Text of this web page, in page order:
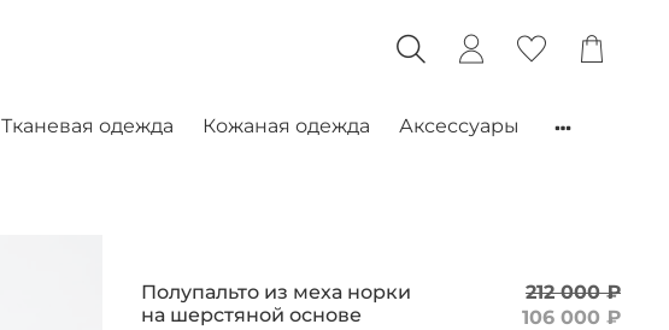
Тканевая одежда Кожаная одежда Аксессуары
Полупальто из меха норки
на шерстяной основе
212 000 ₽
106 000 ₽